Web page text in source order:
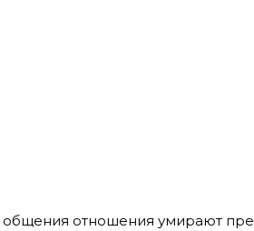
общения отношения умирают